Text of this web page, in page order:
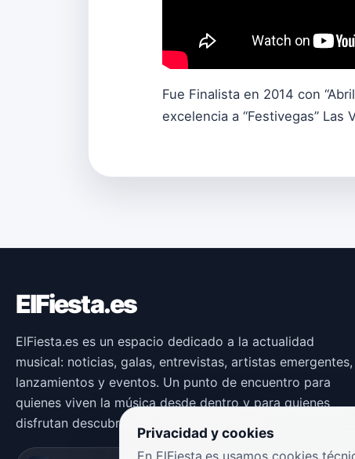
Fue Finalista en 2014 con
excelencia a “Festivegas” Las
ElFiesta.es
ElFiesta.es es un espacio dedicado a la actualidad
musical: noticias, galas, entrevistas, artistas emergentes,
lanzamientos y eventos. Un punto de encuentro para
quienes viven la música desde dentro y para quienes
disfrutan descubriendo nuevas propuestas.
Privacidad y cookies
En ElFiesta.es usamos cookies